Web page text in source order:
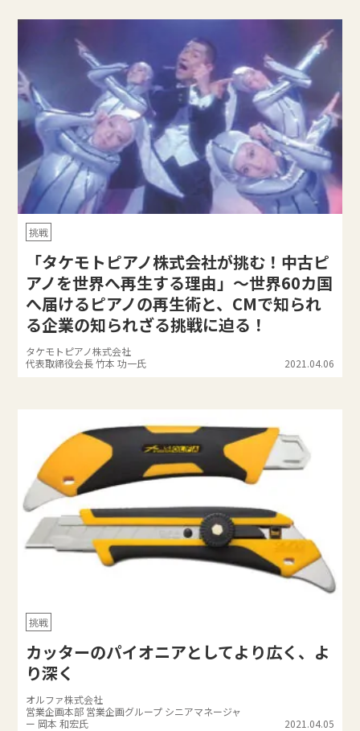
挑戦
「タケモトピアノ株式会社が挑む！中古ピ
アノを世界へ再生する理由」～世界60カ国
へ届けるピアノの再生術と、CMで知られ
る企業の知られざる挑戦に迫る！
タケモトピアノ株式会社
代表取締役会長 竹本 功一氏
2021.04.06
挑戦
カッターのパイオニアとしてより広く、よ
り深く
オルファ株式会社
営業企画本部 営業企画グループ シニアマネージャ
ー 岡本 和宏氏
2021.04.05